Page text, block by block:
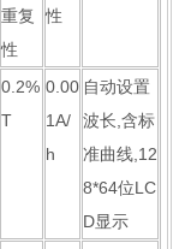
重复
性
性
0.2%
T
0.00
1A/
h
自动设置
波长,含标
准曲线,12
8*64位LC
D显示